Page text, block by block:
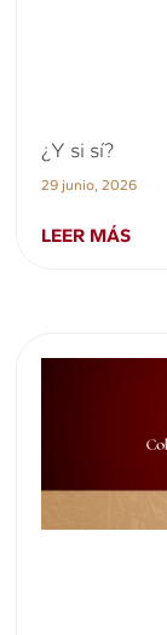
¿Y si sí?
29 junio, 2026
LEER MÁS